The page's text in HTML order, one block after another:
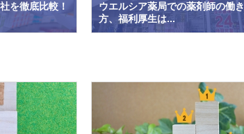
を徹底比較！
ウエルシア薬局での薬剤師の働き
方、福利厚生は...